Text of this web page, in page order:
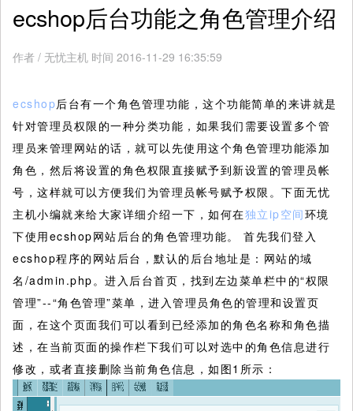
ecshop后台功能之角色管理介绍
作者 / 无忧主机 时间 2016-11-29 16:35:59
ecshop后台有一个角色管理功能，这个功能简单的来讲就是
针对管理员权限的一种分类功能，如果我们需要设置多个管
理员来管理网站的话，就可以先使用这个角色管理功能添加
角色，然后将设置的角色权限直接赋予到新设置的管理员帐
号，这样就可以方便我们为管理员帐号赋予权限。下面无忧
主机小编就来给大家详细介绍一下，如何在独立ip空间环境
下使用ecshop网站后台的角色管理功能。
首先我们登入
ecshop程序的网站后台，默认的后台地址是：网站的域
名/admin.php。进入后台首页，找到左边菜单栏中的“权限
管理”--“角色管理”菜单，进入管理员角色的管理和设置页
面，在这个页面我们可以看到已经添加的角色名称和角色描
述，在当前页面的操作栏下我们可以对选中的角色信息进行
修改，或者直接删除当前角色信息，如图1所示：